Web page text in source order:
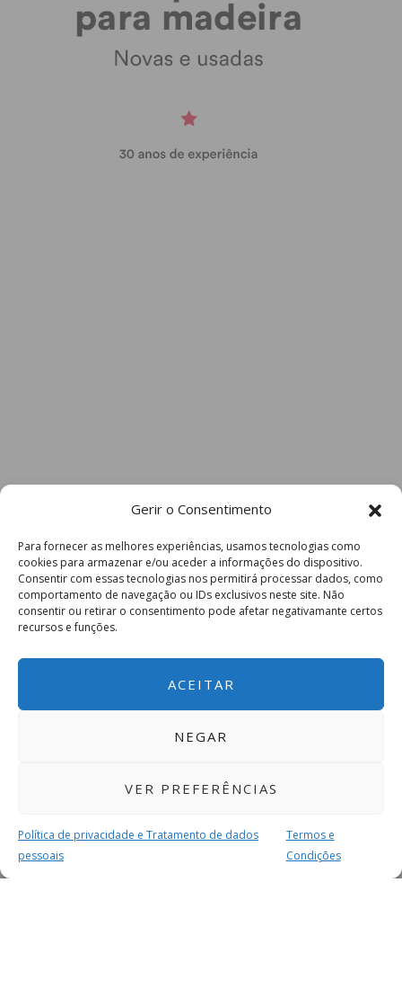
Gerir o Consentimento
Para fornecer as melhores experiências, usamos tecnologias como
cookies para armazenar e/ou aceder a informações do dispositivo.
Consentir com essas tecnologias nos permitirá processar dados, como
comportamento de navegação ou IDs exclusivos neste site. Não
consentir ou retirar o consentimento pode afetar negativamante certos
recursos e funções.
ACEITAR
NEGAR
VER PREFERÊNCIAS
Política de privacidade e Tratamento de dados
pessoais
Termos e
Condições